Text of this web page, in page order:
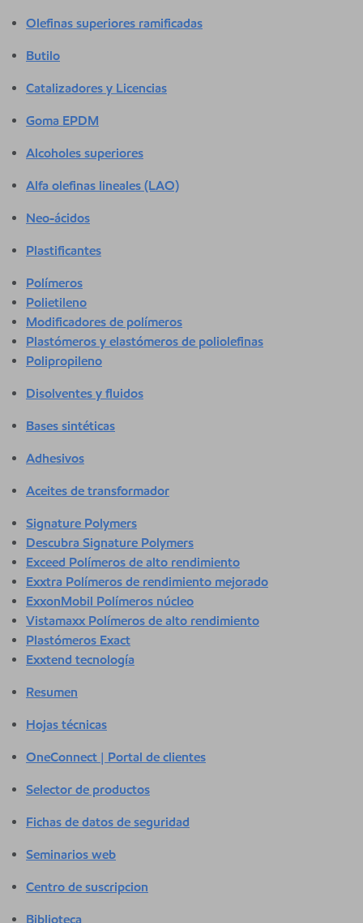
Olefinas superiores ramificadas
Butilo
Catalizadores y Licencias
Goma EPDM
Alcoholes superiores
Alfa olefinas lineales (LAO)
Neo-ácidos
Plastificantes
Polímeros
Polietileno
Modificadores de polímeros
Plastómeros y elastómeros de poliolefinas
Polipropileno
Disolventes y fluidos
Bases sintéticas
Adhesivos
Aceites de transformador
Signature Polymers
Descubra Signature Polymers
Exceed Polímeros de alto rendimiento
Exxtra Polímeros de rendimiento mejorado
ExxonMobil Polímeros núcleo
Vistamaxx Polímeros de alto rendimiento
Plastómeros Exact
Exxtend tecnología
Resumen
Hojas técnicas
OneConnect | Portal de clientes
Selector de productos
Fichas de datos de seguridad
Seminarios web
Centro de suscripcion
Biblioteca